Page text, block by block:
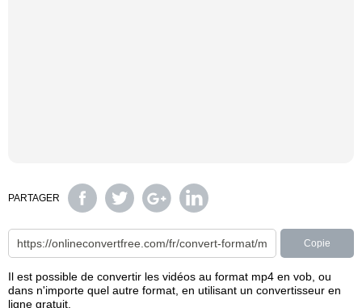
PARTAGER
Copie
Il est possible de convertir les vidéos au format mp4 en vob, ou
dans n'importe quel autre format, en utilisant un convertisseur en
ligne gratuit.